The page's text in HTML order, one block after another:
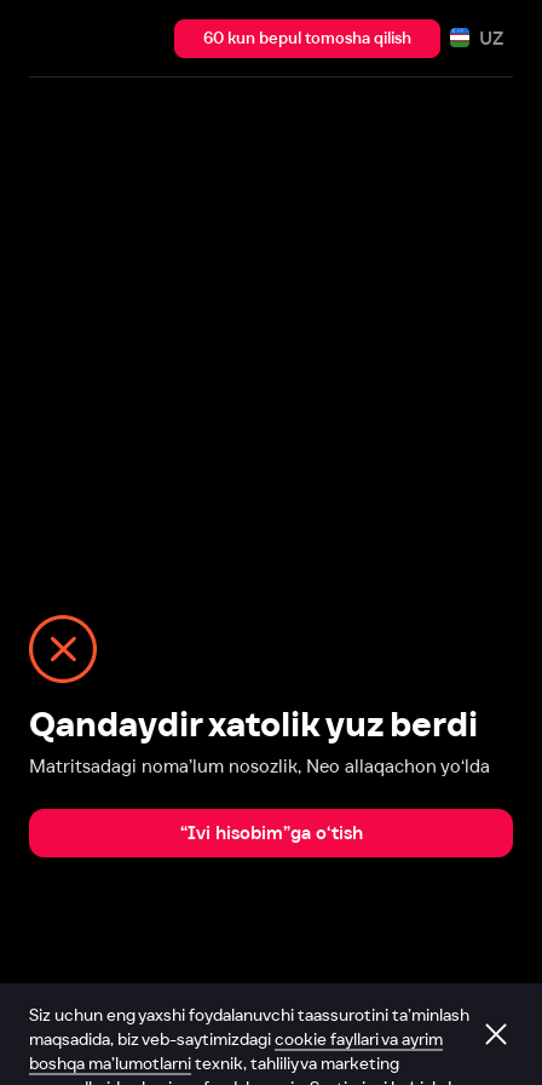
60 kun bepul tomosha qilish UZ
Qandaydir xatolik yuz berdi
Matritsadagi noma’lum nosozlik, Neo allaqachon yo‘lda
“Ivi hisobim”ga o‘tish
Siz uchun eng yaxshi foydalanuvchi taassurotini ta’minlash
maqsadida, biz veb-saytimizdagicookie fayllari va ayrim
boshqa ma’lumotlarnitexnik, tahliliy va marketing